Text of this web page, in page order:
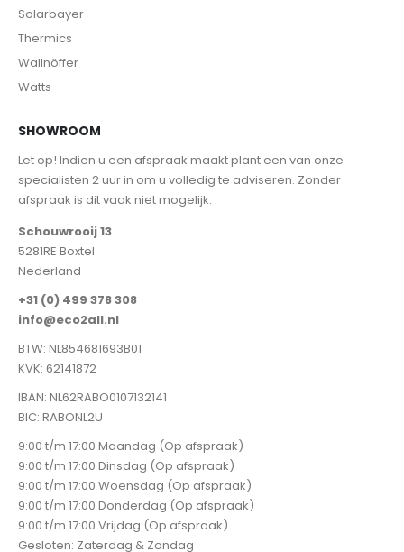
Solarbayer
Thermics
Wallnöffer
Watts
SHOWROOM
Let op! Indien u een afspraak maakt plant een van onze
specialisten 2 uur in om u volledig te adviseren. Zonder
afspraak is dit vaak niet mogelijk.
Schouwrooij 13
5281RE Boxtel
Nederland
+31 (0) 499 378 308
info@eco2all.nl
BTW: NL854681693B01
KVK: 62141872
IBAN: NL62RABO0107132141
BIC: RABONL2U
9:00 t/m 17:00 Maandag (Op afspraak)
9:00 t/m 17:00 Dinsdag (Op afspraak)
9:00 t/m 17:00 Woensdag (Op afspraak)
9:00 t/m 17:00 Donderdag (Op afspraak)
9:00 t/m 17:00 Vrijdag (Op afspraak)
Gesloten: Zaterdag & Zondag